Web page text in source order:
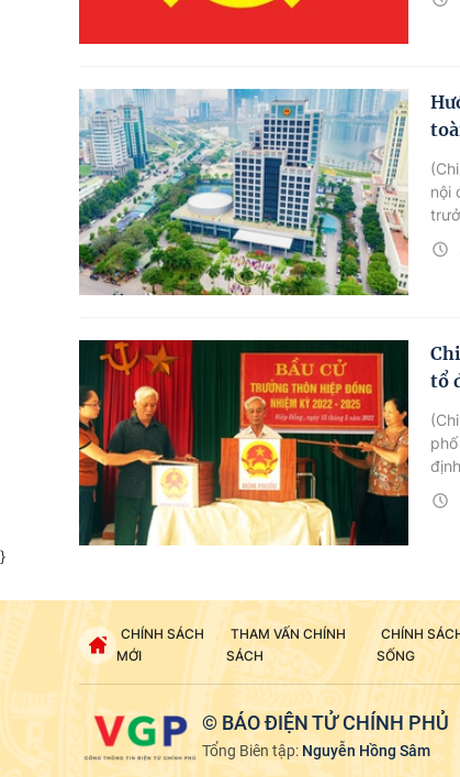
nội
tổ
}
CHÍNH SÁCH
MỚI
THAM VẤN CHÍNH
SÁCH
CHÍNH
SỐNG
© BÁO ĐIỆN TỬ CHÍNH PHỦ
Tổng Biên tập: Nguyễn Hồng Sâm